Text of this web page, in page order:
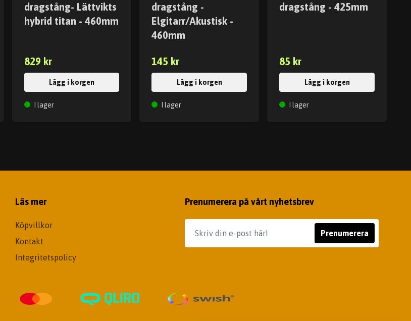
dragstång- Lättvikts
hybrid titan - 460mm
829 kr
Lägg i korgen
I lager
dragstång -
Elgitarr/Akustisk -
460mm
145 kr
Lägg i korgen
I lager
dragstång - 425mm
85 kr
Lägg i korgen
I lager
Läs mer
Köpvillkor
Kontakt
Integritetspolicy
Prenumerera på vårt nyhetsbrev
Prenumerera